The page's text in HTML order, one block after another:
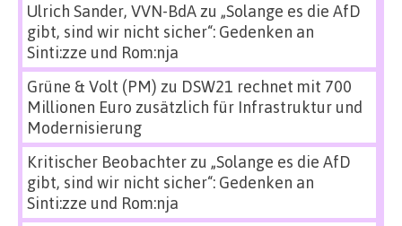
Ulrich Sander, VVN-BdAzu „Solange es die AfD
gibt, sind wir nicht sicher“: Gedenken an
Sinti:zze und Rom:nja
Grüne & Volt (PM) zu DSW21 rechnet mit 700
Millionen Euro zusätzlich für Infrastruktur und
Modernisierung
Kritischer Beobachterzu „Solange es die AfD
gibt, sind wir nicht sicher“: Gedenken an
Sinti:zze und Rom:nja